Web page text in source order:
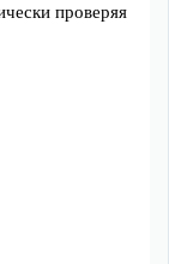
проверяя